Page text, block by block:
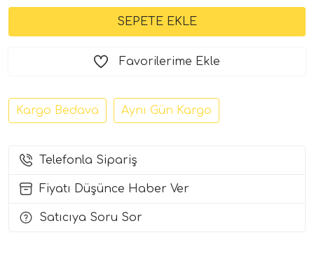
Modelleri
Setleri)
Favorilerime Ekle
Kargo Bedava Aynı Gün Kargo
Telefonla Sipariş
Fiyatı Düşünce Haber Ver
Satıcıya Soru Sor